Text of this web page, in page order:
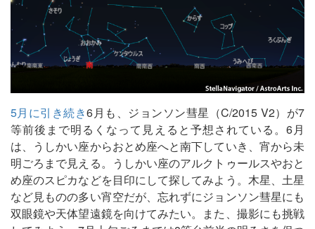
5月に引き続き6月も、ジョンソン彗星（C/2015 V2）が7
等前後まで明るくなって見えると予想されている。6月
は、うしかい座からおとめ座へと南下していき、宵から未
明ごろまで見える。うしかい座のアルクトゥールスやおと
め座のスピカなどを目印にして探してみよう。木星、土星
など見ものの多い宵空だが、忘れずにジョンソン彗星にも
双眼鏡や天体望遠鏡を向けてみたい。また、撮影にも挑戦